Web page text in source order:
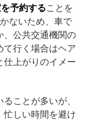
予約することを
ないため、車で
、公共交通機関の
て行く場合はヘア
仕上がりのイメー
ことが多いが、
忙しい時間を避け